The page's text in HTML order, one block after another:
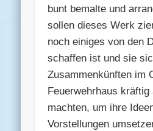
bunt bemalte und
sollen dieses Werk
noch einiges von den
schaffen ist und sie
Zusammenkünften im
Feuerwehrhaus
machten, um ihre
Vorstellungen